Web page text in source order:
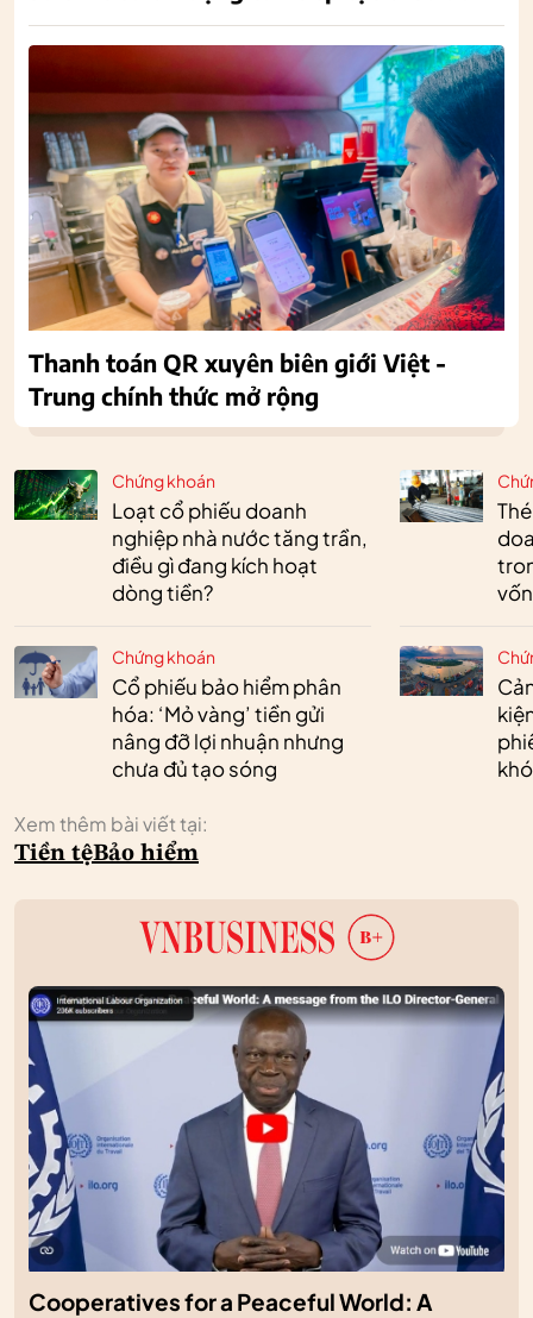
Chứng khoán
Loạt cổ phiếu doanh
nghiệp nhà nước tăng trần,
điều gì đang kích hoạt
dòng tiền?
Chứng khoán
Cổ phiếu bảo hiểm phân
hóa: ‘Mỏ vàng’ tiền gửi
nâng đỡ lợi nhuận nhưng
chưa đủ tạo sóng
vốn
Xem thêm bài viết tại:
Tiền tệBảo hiểm
Thanh toán QR xuyên biên giới Việt -
Trung chính thức mở rộng
Cooperatives for a Peaceful World: A